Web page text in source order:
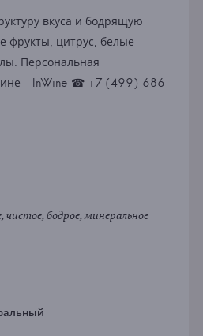
вкуса и бодрящую
фрукты, цитрус, белые
Персональная
- InWine ☎ +7 (499) 686-
бодрое, минеральное